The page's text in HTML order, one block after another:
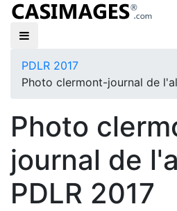
PDLR 2017
Photo clermont-journal de
Photo
journal de
PDLR 2017